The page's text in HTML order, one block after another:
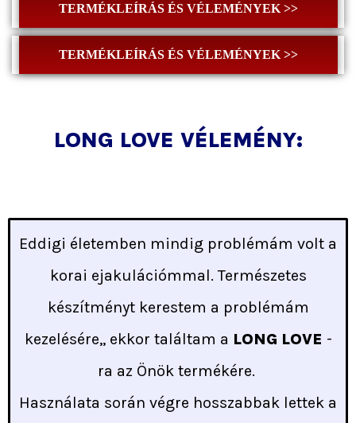
TERMÉKLEÍRÁS ÉS VÉLEMÉNYEK >>
TERMÉKLEÍRÁS ÉS VÉLEMÉNYEK >>
LONG LOVE VÉLEMÉNY:
Eddigi életemben mindig problémám volt a
korai ejakulációmmal. Természetes
készítményt kerestem a problémám
kezelésére,, ekkor találtam a LONG LOVE -
ra az Önök termékére.
Használata során végre hosszabbak lettek a